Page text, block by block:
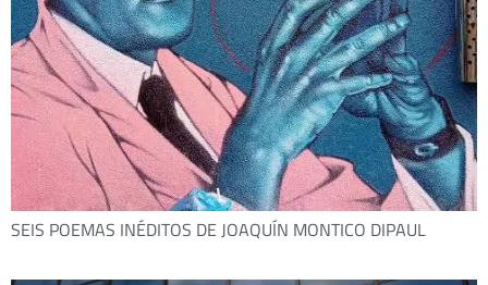
SEIS POEMAS INÉDITOS DE JOAQUÍN MONTICO DIPAUL